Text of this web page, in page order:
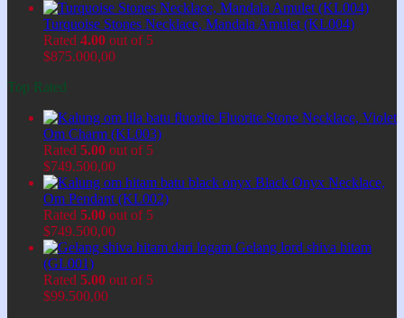
Turquoise Stones Necklace, Mandala Amulet (KL004)
Rated 4.00 out of 5
$875.000,00
Top Rated
Fluorite Stone Necklace, Violet
Om Charm (KL003)
Rated 5.00 out of 5
$749.500,00
Black Onyx Necklace,
Om Pendant (KL002)
Rated 5.00 out of 5
$749.500,00
Gelang lord shiva hitam
(GL001)
Rated 5.00 out of 5
$99.500,00